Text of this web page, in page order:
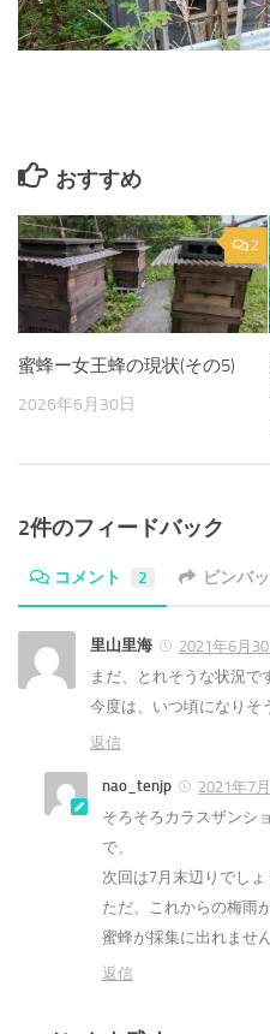
おすすめ
2
蜜蜂ー女王蜂の現状(その5)
2026年6月30日
2件のフィードバック
コメント 2 ピンバ
里山里海
2021年6月
まだ、とれそうな状況で
今度は、いつ頃になりそ
返信
nao_tenjp
2021年7
そろそろカラスザンシ
で、
次回は7月末辺りでしょ
ただ、これからの梅雨
蜜蜂が採集に出れません
返信